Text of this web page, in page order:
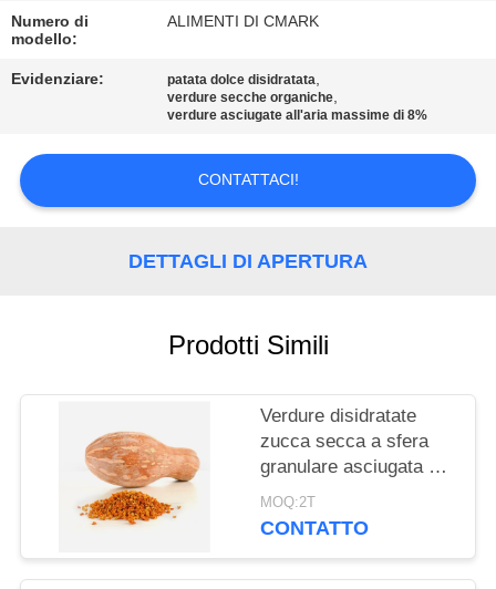
NOTIZIE
CASI
CHIEDI UN
PREVENTIVO
NORME
SULLA
PRIVACY
Numero di
modello:
ALIMENTI DI CMARK
Evidenziare: patata dolce disidratata,
verdure secche organiche,
verdure asciugate all'aria massime di 8%
CONTATTACI!
DETTAGLI DI APERTURA
Prodotti Simili
Verdure disidratate
zucca secca a sfera
granulare asciugata ad
aria
MOQ:2T
CONTATTO